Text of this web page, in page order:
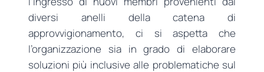
diversi anelli della catena di
approvvigionamento, ci si aspetta che
l’organizzazione sia in grado di elaborare
soluzioni più inclusive alle problematiche sul